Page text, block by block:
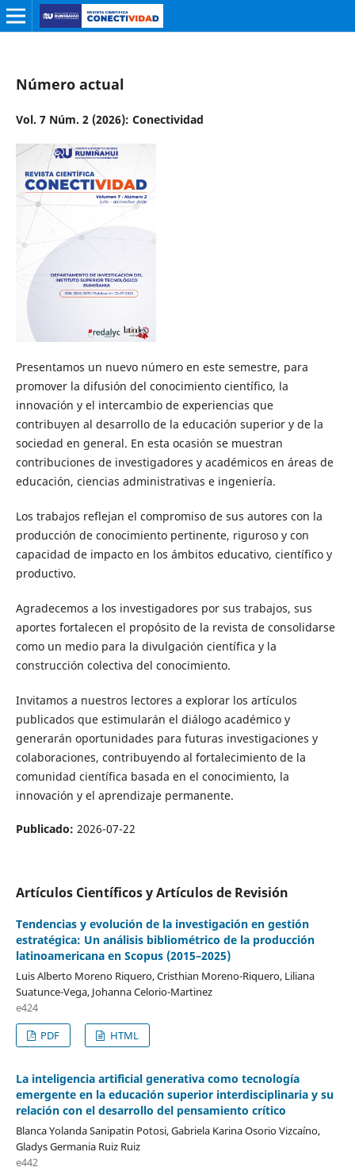
Número actual
Vol. 7 Núm. 2 (2026): Conectividad
Presentamos un nuevo número en este semestre, para
promover la difusión del conocimiento científico, la
innovación y el intercambio de experiencias que
contribuyen al desarrollo de la educación superior y de la
sociedad en general. En esta ocasión se muestran
contribuciones de investigadores y académicos en áreas de
educación, ciencias administrativas e ingeniería.
Los trabajos reflejan el compromiso de sus autores con la
producción de conocimiento pertinente, riguroso y con
capacidad de impacto en los ámbitos educativo, científico y
productivo.
Agradecemos a los investigadores por sus trabajos, sus
aportes fortalecen el propósito de la revista de consolidarse
como un medio para la divulgación científica y la
construcción colectiva del conocimiento.
Invitamos a nuestros lectores a explorar los artículos
publicados que estimularán el diálogo académico y
generarán oportunidades para futuras investigaciones y
colaboraciones, contribuyendo al fortalecimiento de la
comunidad científica basada en el conocimiento, la
innovación y el aprendizaje permanente.
Publicado: 2026-07-22
Artículos Científicos y Artículos de Revisión
Tendencias y evolución de la investigación en gestión
estratégica: Un análisis bibliométrico de la producción
latinoamericana en Scopus (2015–2025)
Luis Alberto Moreno Riquero, Cristhian Moreno-Riquero, Liliana
Suatunce-Vega, Johanna Celorio-Martinez
e424
PDF
HTML
La inteligencia artificial generativa como tecnología
emergente en la educación superior interdisciplinaria y su
relación con el desarrollo del pensamiento crítico
Blanca Yolanda Sanipatin Potosi, Gabriela Karina Osorio Vizcaíno,
Gladys Germania Ruiz Ruiz
e442